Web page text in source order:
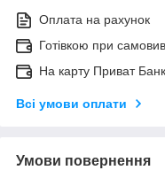
Оплата на рахунок
Готівкою при
На карту Приват
Всі умови оплати
Умови повернення